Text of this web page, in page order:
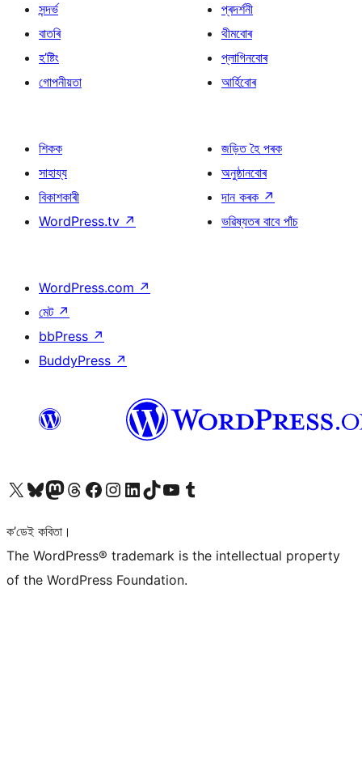
সন্দৰ্ভ
বাতৰি
হ’ষ্টিং
গোপনীয়তা
প্ৰদৰ্শনী
থীমবোৰ
প্লাগিনবোৰ
আৰ্হিবোৰ
শিকক
সাহায্য
বিকাশকাৰী
WordPress.tv ↗
জড়িত হৈ পৰক
অনুষ্ঠানবোৰ
দান কৰক ↗
ভৱিষ্যতৰ বাবে পাঁচ
WordPress.com ↗
মেট ↗
bbPress ↗
BuddyPress ↗
আমাৰ X (আগৰ Twitter) একাউণ্টলৈ যাওকআমাৰ Bluesky একাউণ্টলৈ যাওকআমাৰ Mastodon একাউণ্টলৈ যাওকআমাৰ Threads একাউণ্টলৈ যাওকআমাৰ Facebook পৃষ্ঠালৈ যাওকআমাৰ Instagram একাউণ্টলৈ যাওকআমাৰ LinkedIn একাউণ্টলৈ যাওকআমাৰ TikTok একাউণ্টলৈ যাওকআমাৰ YouTube চেনেললৈ যাওকআমাৰ Tumblr একাউণ্টলৈ যাওক
ক’ডেই কবিতা।
The WordPress® trademark is the intellectual property
of the WordPress Foundation.